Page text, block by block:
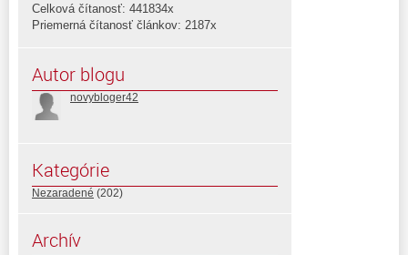
Celková čítanosť: 441834x
Priemerná čítanosť článkov: 2187x
Autor blogu
novybloger42
Kategórie
Nezaradené (202)
Archív